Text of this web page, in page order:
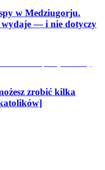
w Medziugorju.
wydaje — i nie dotyczy
zrobić kilka